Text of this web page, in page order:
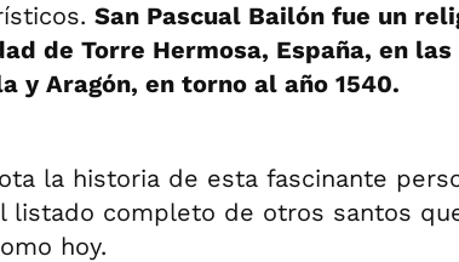
San Pascual Bailón fue un
de Torre Hermosa, España, en las
y Aragón, en torno al año 1540.
la historia de esta fascinante
listado completo de otros santos
hoy.